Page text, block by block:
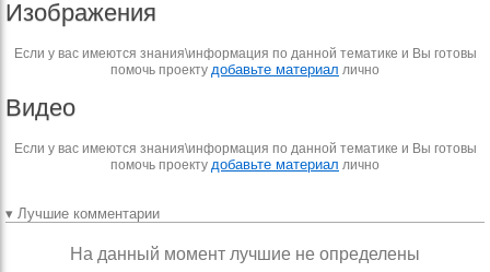
Изображения
Если у вас имеются знания\информация по данной тематике и Вы готовы
помочь проекту добавьте материал лично
Видео
Если у вас имеются знания\информация по данной тематике и Вы готовы
помочь проекту добавьте материал лично
▾ Лучшие комментарии
На данный момент лучшие не определены